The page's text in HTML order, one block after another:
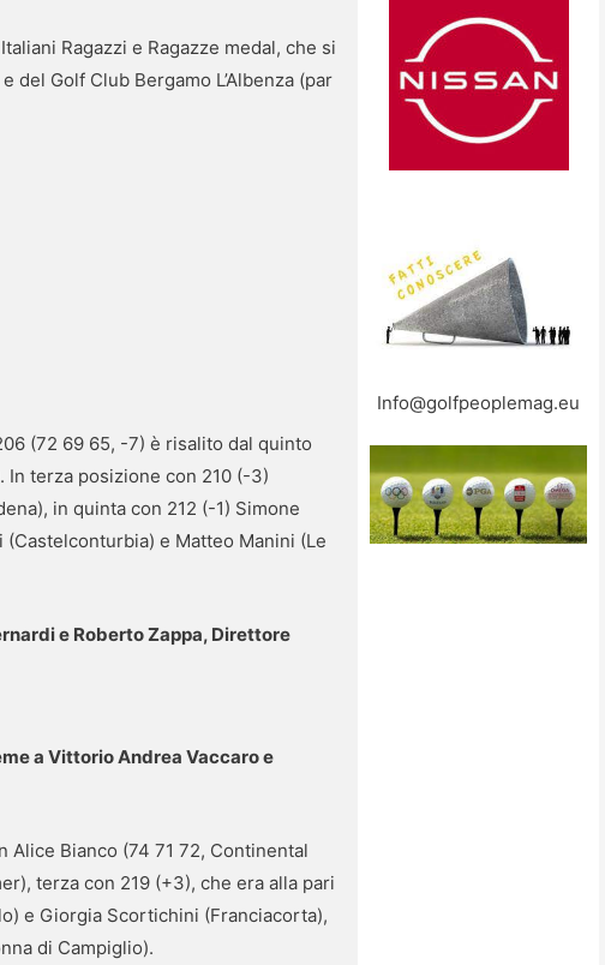
Ragazzi e Ragazze medal, che si
del Golf Club Bergamo L’Albenza (par
(72 69 65, -7) è risalito dal quinto
In terza posizione con 210 (-3)
in quinta con 212 (-1) Simone
e Matteo Manini (Le
e Roberto Zappa, Direttore
a Vittorio Andrea Vaccaro e
Alice Bianco (74 71 72, Continental
terza con 219 (+3), che era alla pari
e Giorgia Scortichini (Franciacorta),
di Campiglio).
Info@golfpeoplemag.eu